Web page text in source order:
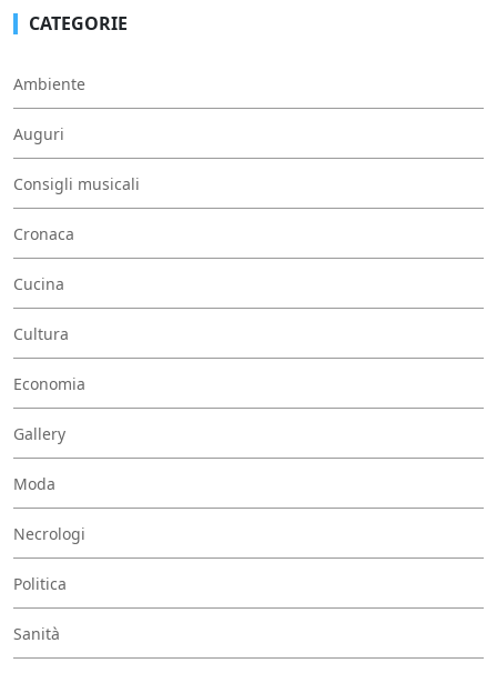
CATEGORIE
Ambiente
Auguri
Consigli musicali
Cronaca
Cucina
Cultura
Economia
Gallery
Moda
Necrologi
Politica
Sanità